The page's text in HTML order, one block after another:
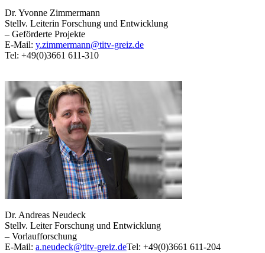
Dr. Yvonne Zimmermann
Stellv. Leiterin Forschung und Entwicklung
– Geförderte Projekte
E-Mail: y.zimmermann@titv-greiz.de
Tel: +49(0)3661 611-310
Dr. Andreas Neudeck
Stellv. Leiter Forschung und Entwicklung
– Vorlaufforschung
E-Mail: a.neudeck@titv-greiz.deTel: +49(0)3661 611-204